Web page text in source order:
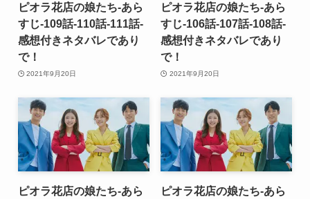
ピオラ花店の娘たち-あら
すじ-109話-110話-111話-
感想付きネタバレであり
で！
2021年9月20日
ピオラ花店の娘たち-あら
すじ-106話-107話-108話-
感想付きネタバレであり
で！
2021年9月20日
ピオラ花店の娘たち-あら
ピオラ花店の娘たち-あら